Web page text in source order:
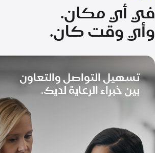
في أي مكان.
وأي وقت كان.
تسهيل التواصل والتعاون
بين خبراء الرعاية لديك.